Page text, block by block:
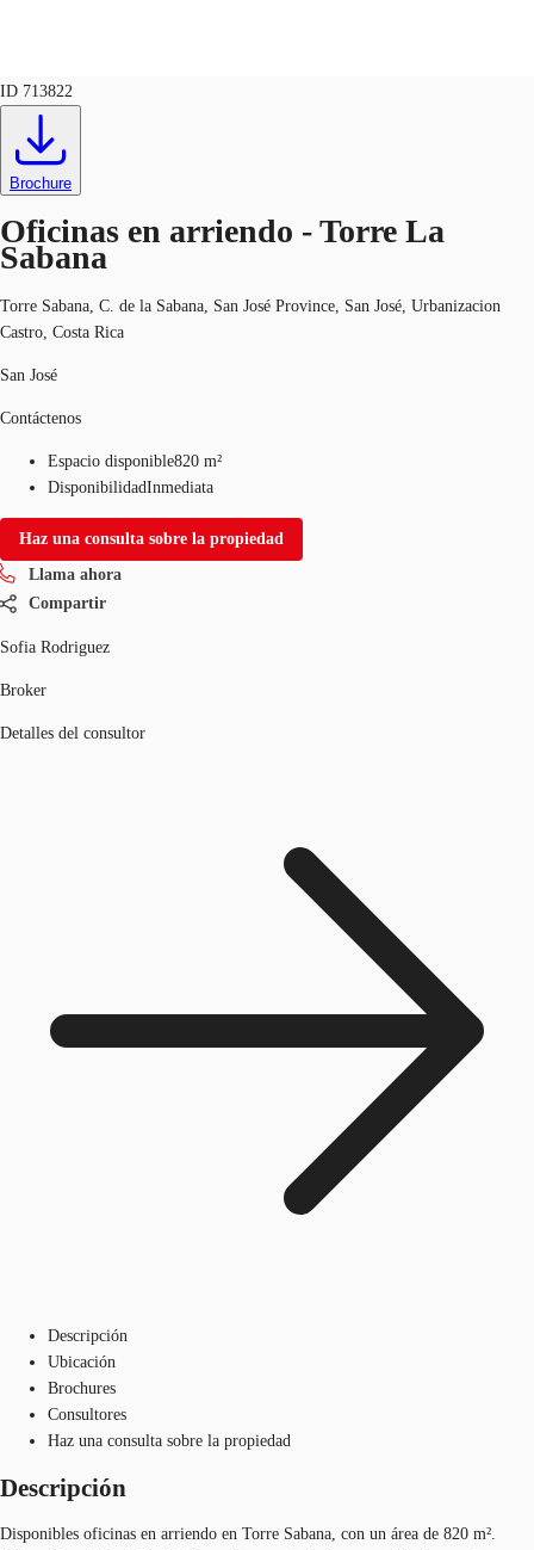
Nuestros Servicios
Favoritos
60127017
ID 713822
Brochure
Oficinas en arriendo - Torre La
Sabana
Torre Sabana, C. de la Sabana, San José Province, San José, Urbanizacion
Castro, Costa Rica
San José
Contáctenos
Espacio disponible820 m²
DisponibilidadInmediata
Haz una consulta sobre la propiedad
Llama ahora
Compartir
Sofia Rodriguez
Broker
Detalles del consultor
Descripción
Ubicación
Brochures
Consultores
Haz una consulta sobre la propiedad
Descripción
Disponibles oficinas en arriendo en Torre Sabana, con un área de 820 m².